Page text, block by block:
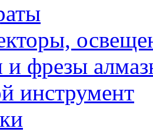
и фрезы
инструмент